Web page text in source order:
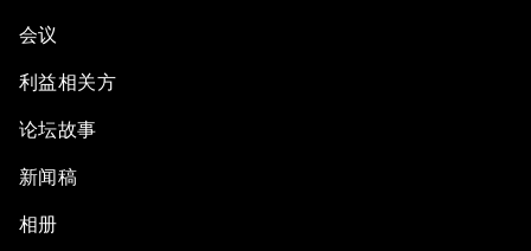
会议
利益相关方
论坛故事
新闻稿
相册